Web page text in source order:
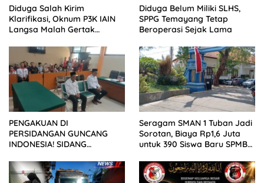
Diduga Salah Kirim
Klarifikasi, Oknum P3K IAIN
Langsa Malah Gertak
Diduga Belum Miliki SLHS,
SPPG Temayang Tetap
Beroperasi Sejak Lama
PENGAKUAN DI
PERSIDANGAN GUNCANG
INDONESIA! SIDANG
KELUARGA KORBAN
MENGAMUK DI PN MALANG
Seragam SMAN 1 Tuban Jadi
Sorotan, Biaya Rp1,6 Juta
untuk 390 Siswa Baru SPMB